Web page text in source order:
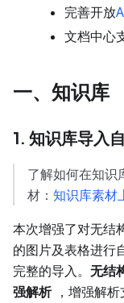
完善开放
文档中心
一、知识库
1. 知识库导入
了解如何在知识
材： 知识库素材
本次增强了对无结
的图片及表格进行
完整的导入。 无结
强解析，增强解析